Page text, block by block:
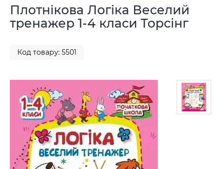
Плотнікова Логіка Веселий
тренажер 1-4 класи Торсінг
Код товару: 5501